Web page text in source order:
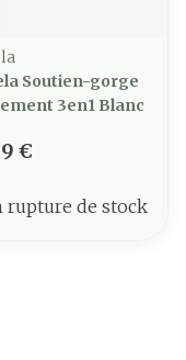
Soutien-gorge
3en1 Blanc
€
rupture de stock